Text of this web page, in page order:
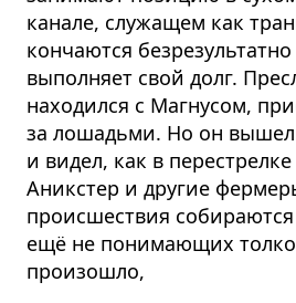
канале, служащем как
кончаются
выполняет свой долг.
находился с Магнусом,
за лошадьми. Но он вышел
и видел, как в
Аникстер и другие
происшествия
ещё не понимающих
произошло,